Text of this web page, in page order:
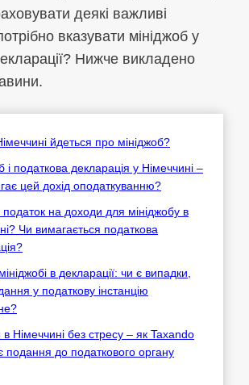
деякі важливі
вказувати мініджоб у
Нижче викладено
йдеться про мініджоб?
і податкова декларація у Німеччині –
цей дохід оподаткуванню?
податок на доходи для мініджобу в
Чи вимагається податкова
в декларації: чи є випадки,
у податкову інстанцію
в Німеччині без стресу – як Taxando
подання до податкового органу